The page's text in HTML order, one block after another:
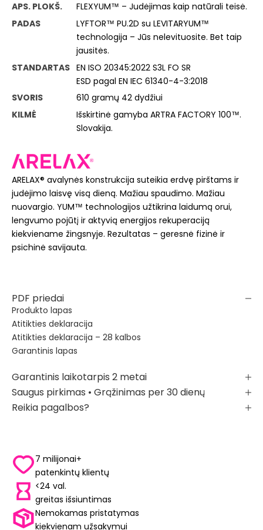
APS. PLOKŠ.
FLEXYUM™ – Judėjimas kaip natūrali teisė.
PADAS
LYFTOR™ PU.2D su LEVITARYUM™
technologija – Jūs nelevituosite. Bet taip
jausitės.
STANDARTAS EN ISO 20345:2022 S3L FO SR
ESD pagal EN IEC 61340-4-3:2018
SVORIS
610 gramų 42 dydžiui
KILMĖ
Išskirtinė gamyba ARTRA FACTORY 100™.
Slovakija.
ARELAX® avalynės konstrukcija suteikia erdvę pirštams ir
judėjimo laisvę visą dieną. Mažiau spaudimo. Mažiau
nuovargio. YUM™ technologijos užtikrina laidumą orui,
lengvumo pojūtį ir aktyvią energijos rekuperaciją
kiekviename žingsnyje. Rezultatas – geresnė fizinė ir
psichinė savijauta.
PDF priedai
Produkto lapas
Atitikties deklaracija
Atitikties deklaracija – 28 kalbos
Garantinis lapas
Garantinis laikotarpis 2 metai
Saugus pirkimas • Grąžinimas per 30 dienų
Reikia pagalbos?
7 milijonai+
patenkintų klientų
<24 val.
greitas išsiuntimas
Nemokamas pristatymas
kiekvienam užsakymui